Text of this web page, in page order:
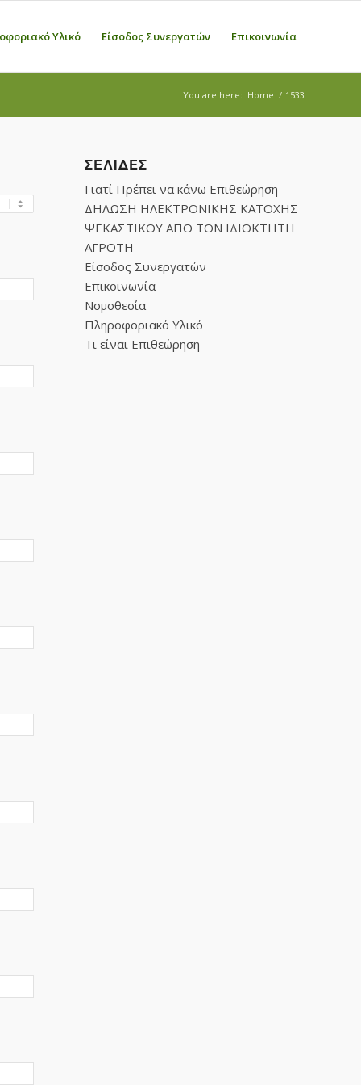
Υλικό Είσοδος Συνεργατών Επικοινωνία
You are here: Home / 1533
ΣΕΛΊΔΕΣ
Γιατί Πρέπει να κάνω Επιθεώρηση
ΔΗΛΩΣΗ ΗΛΕΚΤΡΟΝΙΚΗΣ ΚΑΤΟΧΗΣ
ΨΕΚΑΣΤΙΚΟΥ ΑΠΟ ΤΟΝ ΙΔΙΟΚΤΗΤΗ
ΑΓΡΟΤΗ
Είσοδος Συνεργατών
Επικοινωνία
Νομοθεσία
Πληροφοριακό Υλικό
Τι είναι Επιθεώρηση